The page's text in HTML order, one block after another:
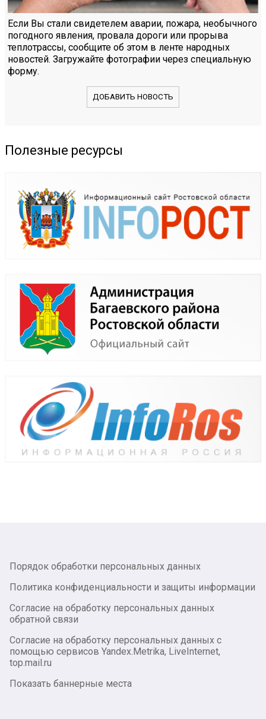
Если Вы стали свидетелем аварии, пожара, необычного
погодного явления, провала дороги или прорыва
теплотрассы, сообщите об этом в ленте народных
новостей. Загружайте фотографии через специальную
форму.
ДОБАВИТЬ НОВОСТЬ
Полезные ресурсы
Порядок обработки персональных данных
Политика конфиденциальности и защиты информации
Согласие на обработку персональных данных
обратной связи
Согласие на обработку персональных данных с
помощью сервисов Yandex.Metrika, LiveInternet,
top.mail.ru
Показать баннерные места